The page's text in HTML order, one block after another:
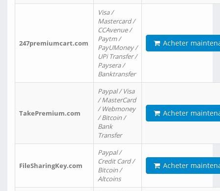
247premiumcart.com
Visa /
Mastercard /
CCAvenue /
Paytm /
PayUMoney /
UPi Transfer /
Paysera /
Banktransfer
Acheter
TakePremium.com
Paypal / Visa
/ MasterCard
/ Webmoney
/ Bitcoin /
Bank
Transfer
Acheter
FileSharingKey.com
Paypal /
Credit Card /
Bitcoin /
Altcoins
Acheter